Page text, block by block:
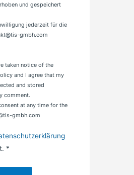
und gespeichert
jederzeit für die
gmbh.com
taken notice of the
and I agree that my
and stored
comment.
at any time for the
gmbh.com
*